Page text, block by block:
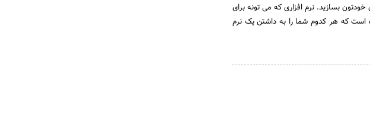
بسازید. نرم افزاری که می تونه برای
است که هر کدوم شما را به داشتن یک نرم